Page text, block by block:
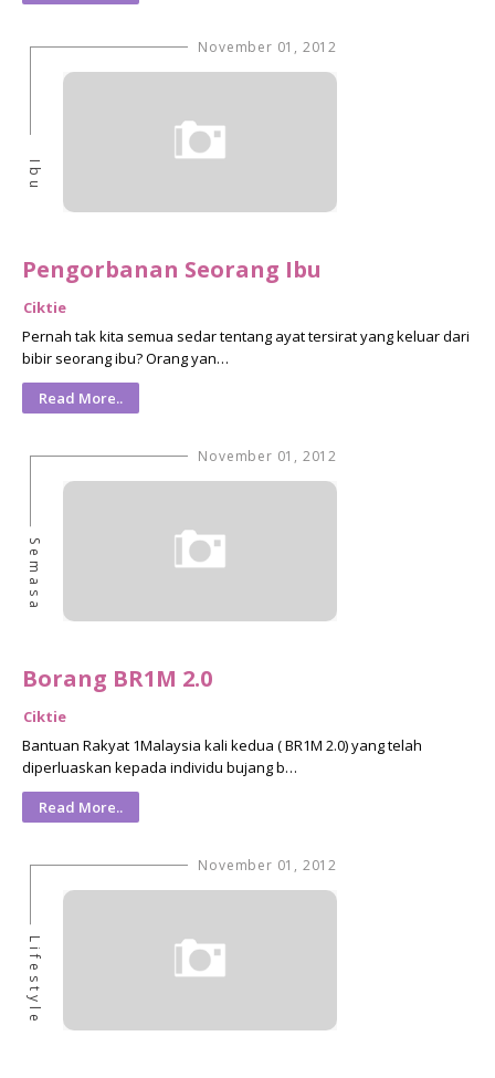
November 01, 2012
Ibu
Pengorbanan Seorang Ibu
Ciktie
Pernah tak kita semua sedar tentang ayat tersirat yang keluar dari
bibir seorang ibu? Orang yan…
Read More..
November 01, 2012
Semasa
Borang BR1M 2.0
Ciktie
Bantuan Rakyat 1Malaysia kali kedua ( BR1M 2.0) yang telah
diperluaskan kepada individu bujang b…
Read More..
November 01, 2012
Lifestyle